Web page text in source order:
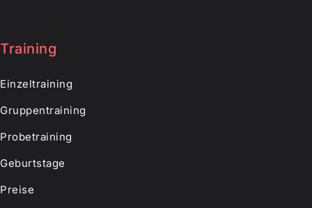
Training
Einzeltraining
Gruppentraining
Probetraining
Geburtstage
Preise